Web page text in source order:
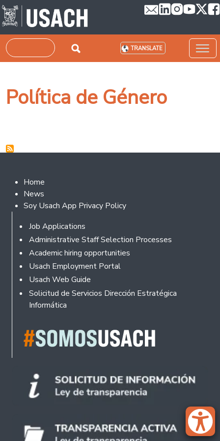
Skip to main content
Search TRANSLATE
Política de Género
Footer 2
Home
News
Soy Usach App Privacy Policy
Footer
Job Applications
Administrative Staff Selection Processes
Academic hiring opportunities
Usach Employment Portal
Usach Web Guide
Solicitud de Servicios Dirección Estratégica
Informática